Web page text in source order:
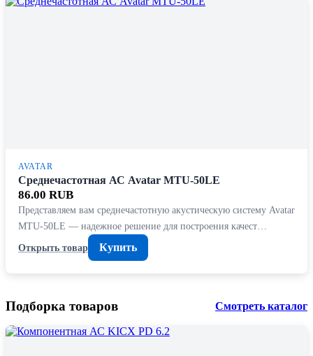
AVATAR
Среднечастотная АС Avatar MTU-50LE
86.00 RUB
Представляем вам среднечастотную акустическую систему Avatar
MTU-50LE — надежное решение для построения качест…
Открыть товар
Купить
Подборка товаров Смотреть каталог